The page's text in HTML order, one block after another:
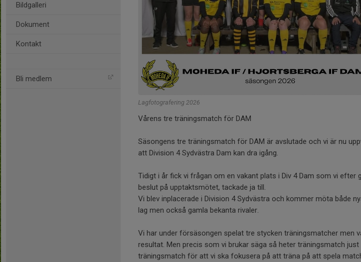
Bildgalleri
Dokument
Kontakt
Bli medlem
Lagfotografering 2026
Vårens tre träningsmatch för DAM
Säsongens tre träningsmatch för DAM är avslutade och vi är nu
att Division 4 Sydvästra Dam kan dra igång.
Tidigt i år fick vi frågan om en vakant plats i Div 4 Dam som vi efter
beslut på upptaktsmötet, tackade ja till.
Vi blev inplacerade i Division 4 Sydvästra och kommer möta både
lag men också gamla bekanta rivaler.
Vi har under försäsongen spelat tre stycken träningsmatcher men
resultat. Men precis som vi brukar säga så heter träningsmatch just
träningsmatch för att vi ska fokusera på att träna på att spela